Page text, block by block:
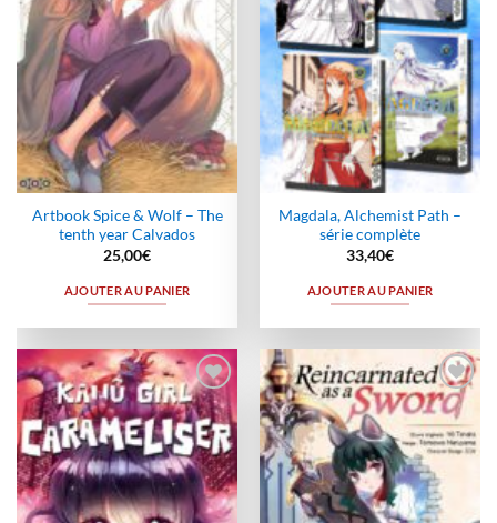
Artbook Spice & Wolf – The
tenth year Calvados
25,00€
AJOUTER AU PANIER
Magdala, Alchemist Path –
série complète
33,40€
AJOUTER AU PANIER
Ajouter
à la
wishlist
Ajouter
à la
wishlist